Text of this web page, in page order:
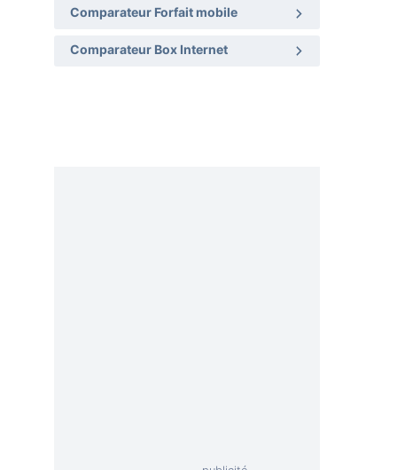
Comparateur Forfait mobile
Comparateur Box Internet